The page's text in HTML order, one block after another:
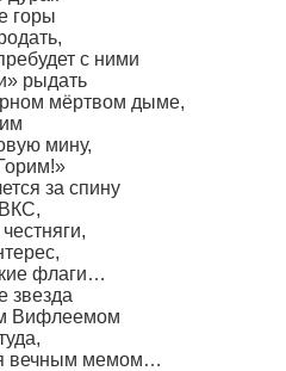
горы
с ними
рыдать
мёртвом дыме,
мину,
за спину
флаги…
звезда
Вифлеемом
вечным мемом…